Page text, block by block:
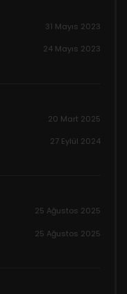
31 Mayıs 2023
24 Mayıs 2023
20 Mart 2025
27 Eylül 2024
25 Ağustos 2025
25 Ağustos 2025